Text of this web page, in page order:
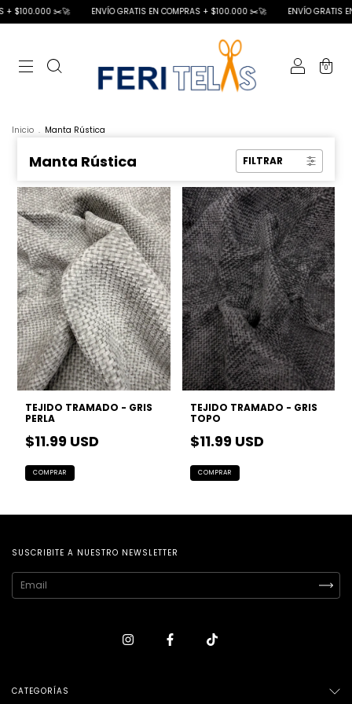
+ $100.000 ✂️🚀 ENVÍO GRATIS EN COMPRAS + $100.000 ✂️🚀 ENVÍO GRATIS
0
Inicio . Manta Rústica
Manta Rústica FILTRAR
TEJIDO TRAMADO - GRIS
PERLA
$11.99 USD
TEJIDO TRAMADO - GRIS
TOPO
$11.99 USD
SUSCRIBITE A NUESTRO NEWSLETTER
CATEGORÍAS